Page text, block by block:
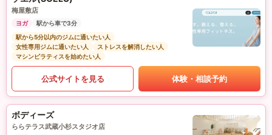
梅屋敷店
ヨガ
駅から車で3分
駅から5分以内のジムに通いたい人
女性専用ジムに通いたい人
ストレスを解消したい人
マシンピラティスを始めたい人
公式サイトを見る 体験・相談予約
ボディーズ
ららテラス武蔵小杉スタジオ店